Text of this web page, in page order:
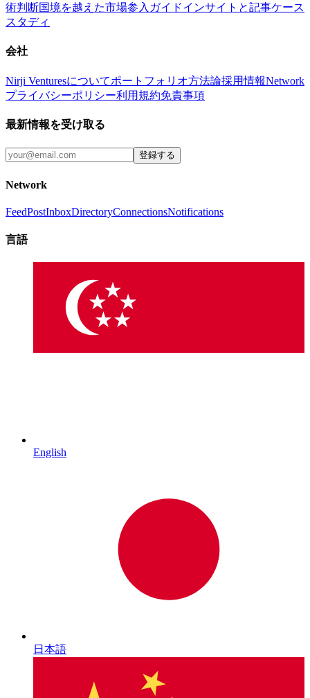
術判断国境を越えた市場参入ガイドインサイトと記事ケース
スタディ
会社
Nirji Venturesについてポートフォリオ方法論採用情報Network
プライバシーポリシー利用規約免責事項
最新情報を受け取る
登録する
Network
FeedPostInboxDirectoryConnectionsNotifications
言語
English
日本語